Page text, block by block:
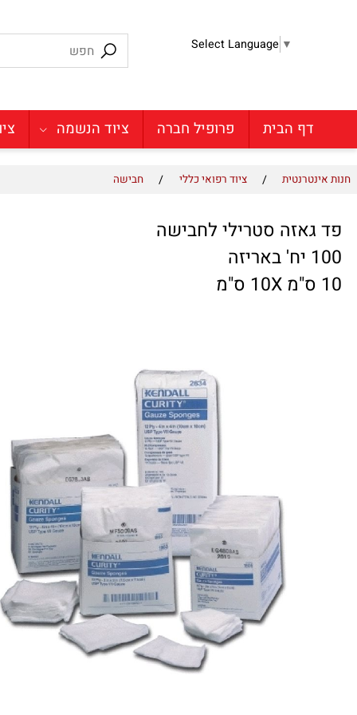
Select Language
דף הבית פרופיל חברה ציוד הנשמה ציוד
/ ציוד רפואי כללי / חבישה
סטרילי לחבישה